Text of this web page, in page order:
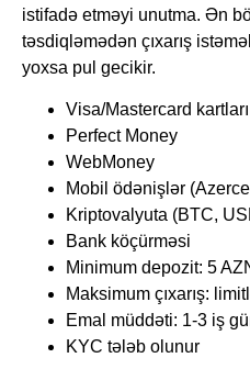
istifadə etməyi unutma. Ən
təsdiqləmədən çıxarış
yoxsa pul gecikir.
Visa/Mastercard kartları
Perfect Money
WebMoney
Mobil ödənişlər
Kriptovalyuta (BTC,
Bank köçürməsi
Minimum depozit: 5
Maksimum çıxarış:
Emal müddəti: 1-3 iş
KYC tələb olunur